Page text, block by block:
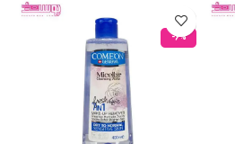
-6%